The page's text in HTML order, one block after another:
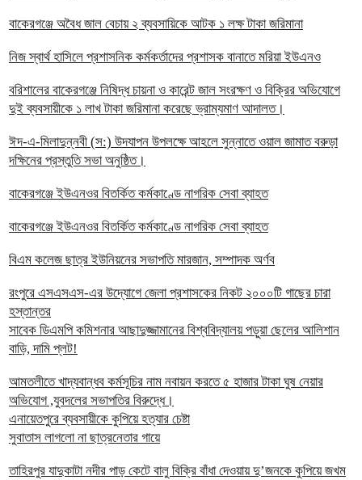
বাকেরগঞ্জে অবৈধ জাল বেচায় ২ ব্যবসায়িকে আটক ১ লক্ষ টাকা জরিমানা
নিজ স্বার্থ হাসিলে প্রশাসনিক কর্মকর্তাদের প্রশাসক বানাতে মরিয়া ইউএনও
বরিশালের বাকেরগঞ্জে নিষিদ্ধ চায়না ও কারেন্ট জাল সংরক্ষণ ও বিক্রির অভিযোগে
দুই ব্যবসায়ীকে ১ লাখ টাকা জরিমানা করেছে ভ্রাম্যমাণ আদালত।
ঈদ-এ-মিলাদুন্নবী (স:) উদযাপন উপলক্ষে আহলে সুন্নাতে ওয়াল জামাত বরুড়া
দক্ষিনের প্রস্তুতি সভা অনুষ্ঠিত।
বাকেরগঞ্জে ইউএনওর বিতর্কিত কর্মকাণ্ডে নাগরিক সেবা ব্যাহত
বাকেরগঞ্জে ইউএনওর বিতর্কিত কর্মকাণ্ডে নাগরিক সেবা ব্যাহত
বিএম কলেজ ছাত্র ইউনিয়নের সভাপতি মারজান, সম্পাদক অর্ণব
রংপুরে এসএসএস-এর উদ্যোগে জেলা প্রশাসকের নিকট ২০০০টি গাছের চারা
হস্তান্তর
সাবেক ডিএমপি কমিশনার আছাদুজ্জামানের বিশ্ববিদ্যালয় পড়ুয়া ছেলের আলিশান
বাড়ি, দামি প্লট!
আমতলীতে খাদ্যবান্ধব কর্মসূচির নাম নবায়ন করতে ৫ হাজার টাকা ঘুষ নেয়ার
অভিযোগ ,যুবদলের সভাপতির বিরুদ্ধে।
এনায়েতপুরে ব্যবসায়ীকে কুপিয়ে হত্যার চেষ্টা
সুবাতাস লাগলো না ছাত্রনেতার গায়ে
তাহিরপুর যাদুকাটা নদীর পাড় কেটে বালু বিক্রি বাঁধা দেওয়ায় দু’জনকে কুপিয়ে জখম